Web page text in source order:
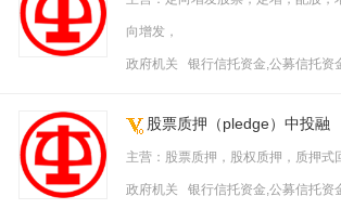
向增发，
政府机关 银行信托资金,公募信托资
股票质押（pledge）中投融
主营：股票质押，股权质押，质押
政府机关 银行信托资金,公募信托资